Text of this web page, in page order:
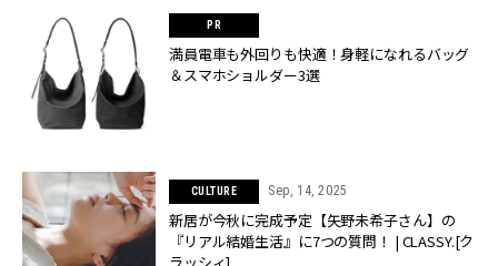
満員電車も外回りも快適！身軽になれるバッグ
＆スマホショルダー3選
CULTURE Sep, 14, 2025
新居が今秋に完成予定【矢野未希子さん】の
『リアル結婚生活』に7つの質問！ | CLASSY.[ク